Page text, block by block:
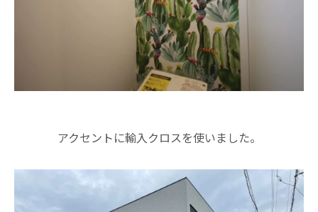
アクセントに輸入クロスを使いました。